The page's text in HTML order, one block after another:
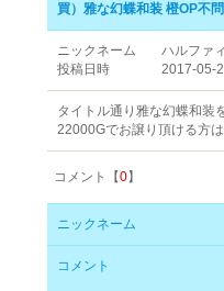
買）雅な幻蝶和装 橙OP不問
ニックネーム
ハルファ
投稿日時
2017-05-
タイトル通り雅な幻蝶和装
22000Gでお譲り頂ける方
コメント【0】
ニックネーム
コメント